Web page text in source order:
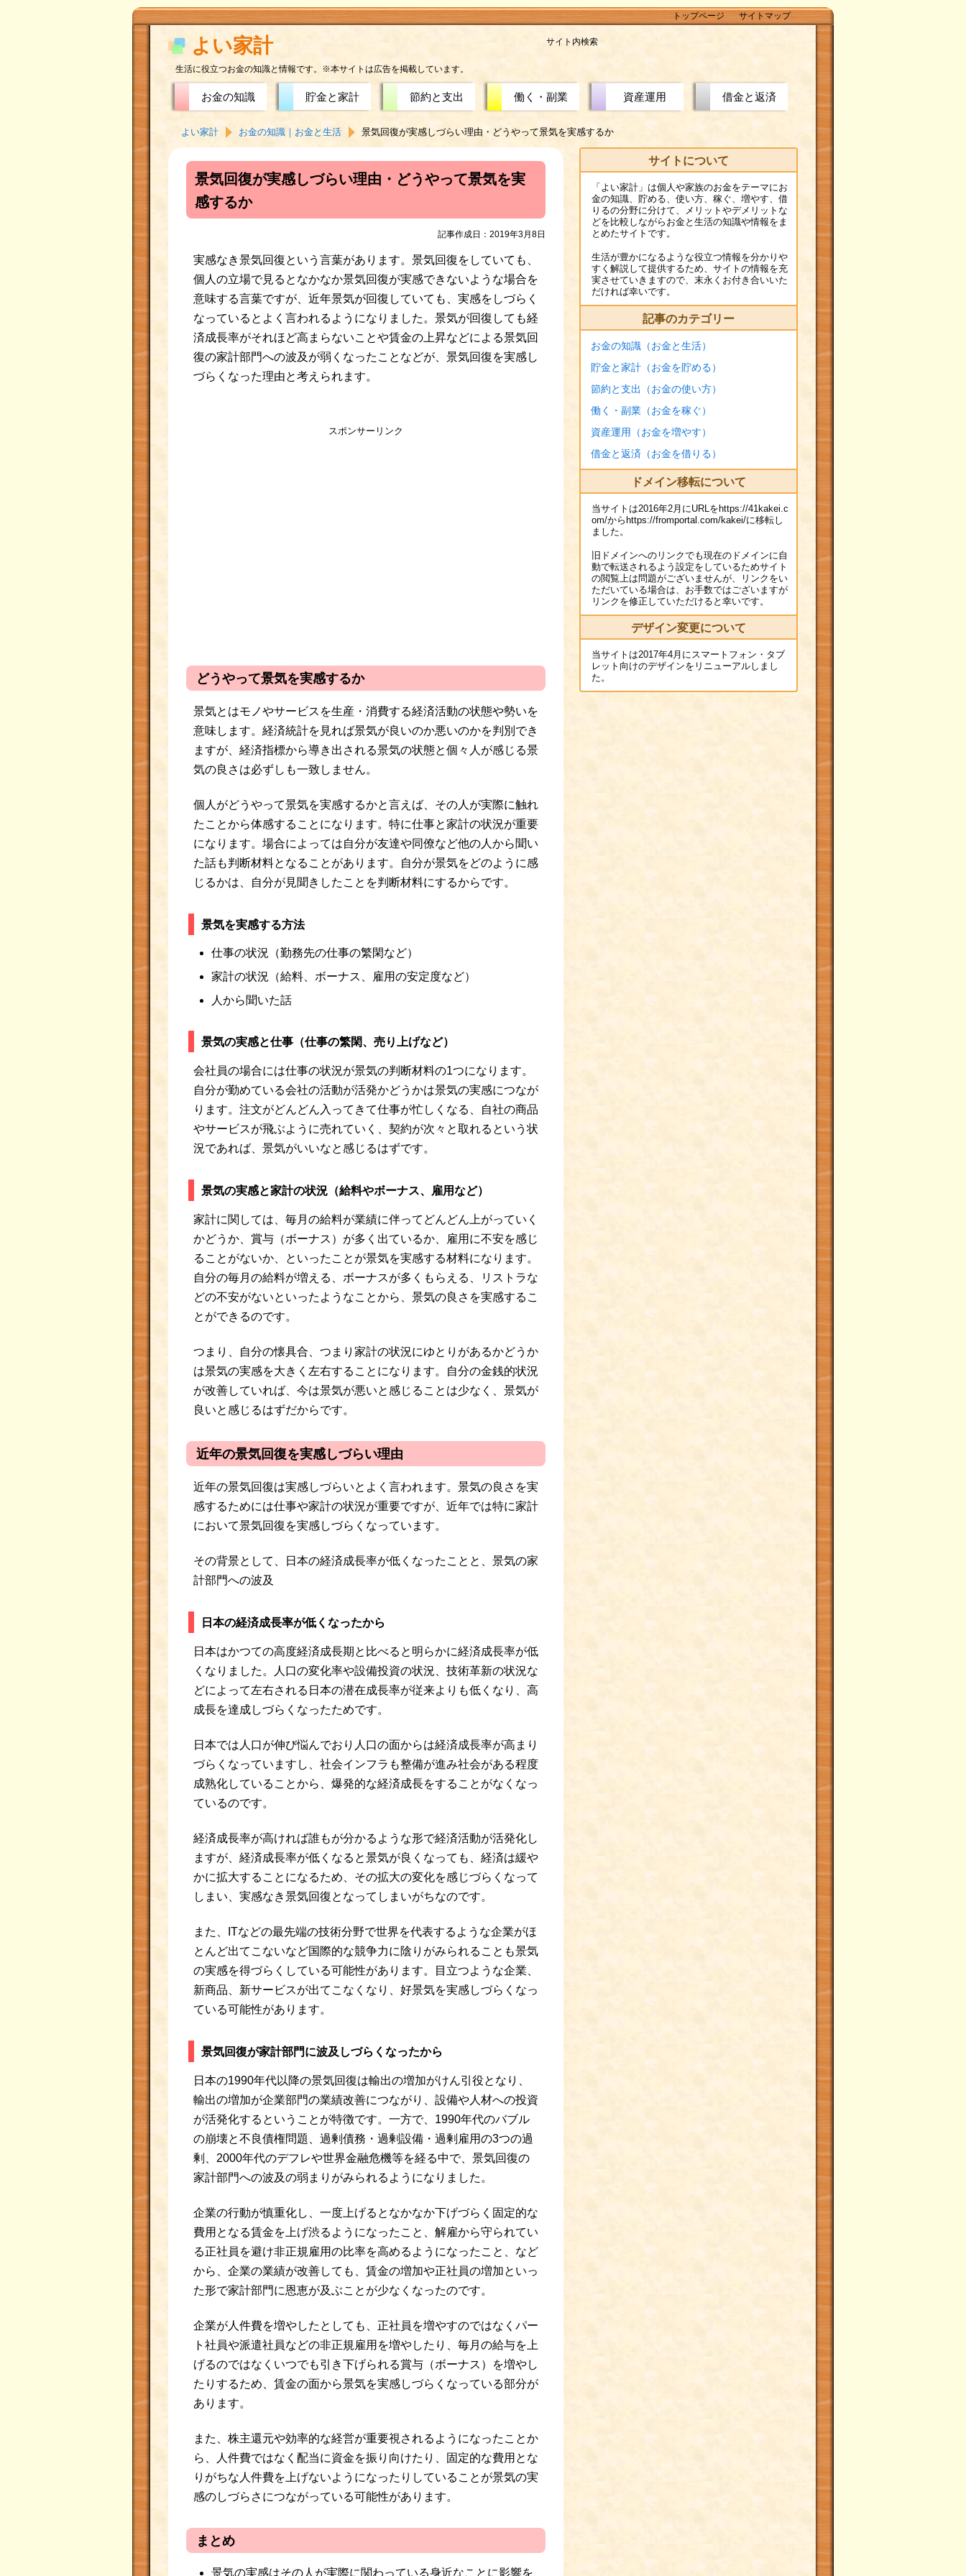
よい家計
生活に役立つお金の知識と情報です。 ※本サイトは広告を掲載しています。
サイト内検索
お金の知識 貯金と家計 節約と支出 働く・副業 資産運用 借金と返済
よい家計 お金の知識｜お金と生活 景気回復が実感しづらい理由・どうやって景気を実感するか
景気回復が実感しづらい理由・どうやって景気を実
感するか
記事作成日：2019年3月8日
実感なき景気回復という言葉があります。景気回復をしていても、
個人の立場で見るとなかなか景気回復が実感できないような場合を
意味する言葉ですが、近年景気が回復していても、実感をしづらく
なっているとよく言われるようになりました。景気が回復しても経
済成長率がそれほど高まらないことや賃金の上昇などによる景気回
復の家計部門への波及が弱くなったことなどが、景気回復を実感し
づらくなった理由と考えられます。
スポンサーリンク
どうやって景気を実感するか
景気とはモノやサービスを生産・消費する経済活動の状態や勢いを
意味します。経済統計を見れば景気が良いのか悪いのかを判別でき
ますが、経済指標から導き出される景気の状態と個々人が感じる景
気の良さは必ずしも一致しません。
個人がどうやって景気を実感するかと言えば、その人が実際に触れ
たことから体感することになります。特に仕事と家計の状況が重要
になります。場合によっては自分が友達や同僚など他の人から聞い
た話も判断材料となることがあります。自分が景気をどのように感
じるかは、自分が見聞きしたことを判断材料にするからです。
景気を実感する方法
仕事の状況（勤務先の仕事の繁閑など）
家計の状況（給料、ボーナス、雇用の安定度など）
人から聞いた話
景気の実感と仕事（仕事の繁閑、売り上げなど）
会社員の場合には仕事の状況が景気の判断材料の1つになります。
自分が勤めている会社の活動が活発かどうかは景気の実感につなが
ります。注文がどんどん入ってきて仕事が忙しくなる、自社の商品
やサービスが飛ぶように売れていく、契約が次々と取れるという状
況であれば、景気がいいなと感じるはずです。
景気の実感と家計の状況（給料やボーナス、雇用など）
家計に関しては、毎月の給料が業績に伴ってどんどん上がっていく
かどうか、賞与（ボーナス）が多く出ているか、雇用に不安を感じ
ることがないか、といったことが景気を実感する材料になります。
自分の毎月の給料が増える、ボーナスが多くもらえる、リストラな
どの不安がないといったようなことから、景気の良さを実感するこ
とができるのです。
つまり、自分の懐具合、つまり家計の状況にゆとりがあるかどうか
は景気の実感を大きく左右することになります。自分の金銭的状況
が改善していれば、今は景気が悪いと感じることは少なく、景気が
良いと感じるはずだからです。
近年の景気回復を実感しづらい理由
近年の景気回復は実感しづらいとよく言われます。景気の良さを実
感するためには仕事や家計の状況が重要ですが、近年では特に家計
において景気回復を実感しづらくなっています。
その背景として、日本の経済成長率が低くなったことと、景気の家
計部門への波及
日本の経済成長率が低くなったから
日本はかつての高度経済成長期と比べると明らかに経済成長率が低
くなりました。人口の変化率や設備投資の状況、技術革新の状況な
どによって左右される日本の潜在成長率が従来よりも低くなり、高
成長を達成しづらくなったためです。
日本では人口が伸び悩んでおり人口の面からは経済成長率が高まり
づらくなっていますし、社会インフラも整備が進み社会がある程度
成熟化していることから、爆発的な経済成長をすることがなくなっ
ているのです。
経済成長率が高ければ誰もが分かるような形で経済活動が活発化し
ますが、経済成長率が低くなると景気が良くなっても、経済は緩や
かに拡大することになるため、その拡大の変化を感じづらくなって
しまい、実感なき景気回復となってしまいがちなのです。
また、ITなどの最先端の技術分野で世界を代表するような企業がほ
とんど出てこないなど国際的な競争力に陰りがみられることも景気
の実感を得づらくしている可能性があります。目立つような企業、
新商品、新サービスが出てこなくなり、好景気を実感しづらくなっ
ている可能性があります。
景気回復が家計部門に波及しづらくなったから
日本の1990年代以降の景気回復は輸出の増加がけん引役となり、
輸出の増加が企業部門の業績改善につながり、設備や人材への投資
が活発化するということが特徴です。一方で、1990年代のバブル
の崩壊と不良債権問題、過剰債務・過剰設備・過剰雇用の3つの過
剰、2000年代のデフレや世界金融危機等を経る中で、景気回復の
家計部門への波及の弱まりがみられるようになりました。
企業の行動が慎重化し、一度上げるとなかなか下げづらく固定的な
費用となる賃金を上げ渋るようになったこと、解雇から守られてい
る正社員を避け非正規雇用の比率を高めるようになったこと、など
から、企業の業績が改善しても、賃金の増加や正社員の増加といっ
た形で家計部門に恩恵が及ぶことが少なくなったのです。
企業が人件費を増やしたとしても、正社員を増やすのではなくパー
ト社員や派遣社員などの非正規雇用を増やしたり、毎月の給与を上
げるのではなくいつでも引き下げられる賞与（ボーナス）を増やし
たりするため、賃金の面から景気を実感しづらくなっている部分が
あります。
また、株主還元や効率的な経営が重要視されるようになったことか
ら、人件費ではなく配当に資金を振り向けたり、固定的な費用とな
りがちな人件費を上げないようになったりしていることが景気の実
感のしづらさにつながっている可能性があります。
まとめ
景気の実感はその人が実際に関わっている身近なことに影響を
サイトについて
「よい家計」は個人や家族のお金をテーマにお
金の知識、貯める、使い方、稼ぐ、増やす、借
りるの分野に分けて、メリットやデメリットな
どを比較しながらお金と生活の知識や情報をま
とめたサイトです。
生活が豊かになるような役立つ情報を分かりや
すく解説して提供するため、サイトの情報を充
実させていきますので、末永くお付き合いいた
だければ幸いです。
記事のカテゴリー
お金の知識（お金と生活）
貯金と家計（お金を貯める）
節約と支出（お金の使い方）
働く・副業（お金を稼ぐ）
資産運用（お金を増やす）
借金と返済（お金を借りる）
ドメイン移転について
当サイトは2016年2月にURLをhttps://41kakei.c
om/からhttps://fromportal.com/kakei/に移転し
ました。
旧ドメインへのリンクでも現在のドメインに自
動で転送されるよう設定をしているためサイト
の閲覧上は問題がございませんが、リンクをい
ただいている場合は、お手数ではございますが
リンクを修正していただけると幸いです。
デザイン変更について
当サイトは2017年4月にスマートフォン・タブ
レット向けのデザインをリニューアルしまし
た。
トップページ サイトマップ